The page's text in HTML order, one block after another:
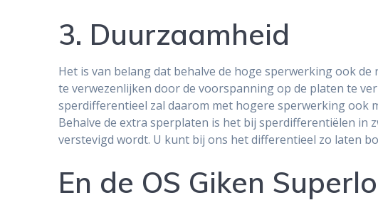
3. Duurzaamheid
Het is van belang dat behalve de hoge sperwerking ook
te verwezenlijken door de voorspanning op de platen te
sperdifferentieel zal daarom met hogere sperwerking ook
Behalve de extra sperplaten is het bij sperdifferentiëlen in
verstevigd wordt. U kunt bij ons het differentieel zo laten
En de OS Giken